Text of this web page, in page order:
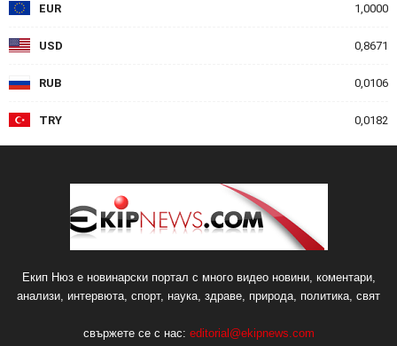
EUR 1,0000
USD 0,8671
RUB 0,0106
TRY 0,0182
Екип Нюз е новинарски портал с много видео новини, коментари,
анализи, интервюта, спорт, наука, здраве, природа, политика, свят
свържете се с нас: editorial@ekipnews.com